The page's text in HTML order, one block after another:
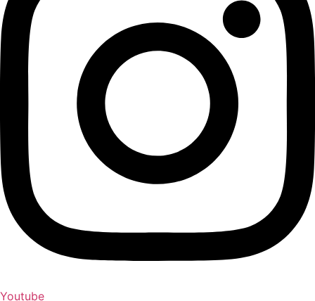
Youtube